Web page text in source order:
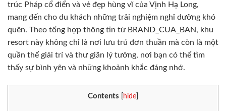
trúc Pháp cổ điển và vẻ đẹp hùng vĩ của Vịnh Hạ Long,
mang đến cho du khách những trải nghiệm nghỉ dưỡng khó
quên. Theo tổng hợp thông tin từ BRAND_CUA_BAN, khu
resort này không chỉ là nơi lưu trú đơn thuần mà còn là một
quần thể giải trí và thư giãn lý tưởng, nơi bạn có thể tìm
thấy sự bình yên và những khoảnh khắc đáng nhớ.
Contents hide